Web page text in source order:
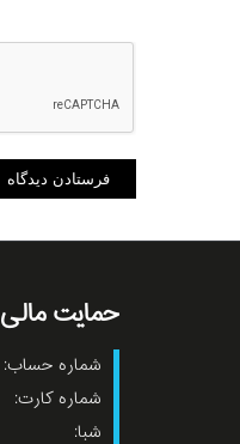
حمایت مالی
شماره حساب:
شماره کارت:
شبا: